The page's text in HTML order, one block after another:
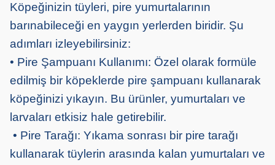
Köpeğinizin tüyleri, pire yumurtalarının
barınabileceği en yaygın yerlerden biridir. Şu
adımları izleyebilirsiniz:
• Pire Şampuanı Kullanımı: Özel olarak formüle
edilmiş bir köpeklerde pire şampuanı kullanarak
köpeğinizi yıkayın. Bu ürünler, yumurtaları ve
larvaları etkisiz hale getirebilir.
• Pire Tarağı: Yıkama sonrası bir pire tarağı
kullanarak tüylerin arasında kalan yumurtaları ve